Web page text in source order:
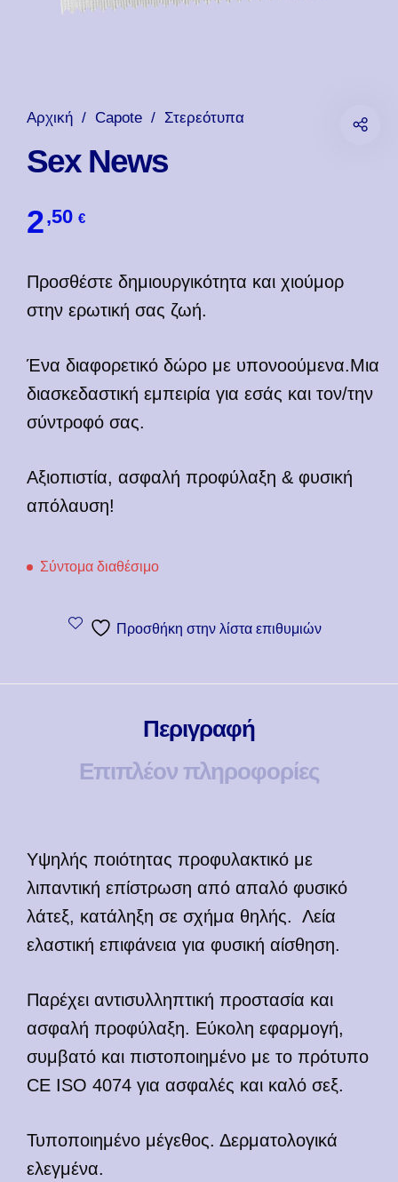
Αρχική / Capote / Στερεότυπα
Sex News
2,50 €
Προσθέστε δημιουργικότητα και χιούμορ
στην ερωτική σας ζωή.
Ένα διαφορετικό δώρο με υπονοούμενα.Μια
διασκεδαστική εμπειρία για εσάς και τον/την
σύντροφό σας.
Αξιοπιστία, ασφαλή προφύλαξη & φυσική
απόλαυση!
Σύντομα διαθέσιμο
Προσθήκη στην λίστα επιθυμιών
Περιγραφή
Επιπλέον πληροφορίες
Υψηλής ποιότητας προφυλακτικό με
λιπαντική επίστρωση από απαλό φυσικό
λάτεξ, κατάληξη σε σχήμα θηλής. Λεία
ελαστική επιφάνεια για φυσική αίσθηση.
Παρέχει αντισυλληπτική προστασία και
ασφαλή προφύλαξη. Εύκολη εφαρμογή,
συμβατό και πιστοποιημένο με το πρότυπο
CE ISO 4074 για ασφαλές και καλό σεξ.
Τυποποιημένο μέγεθος. Δερματολογικά
ελεγμένα.